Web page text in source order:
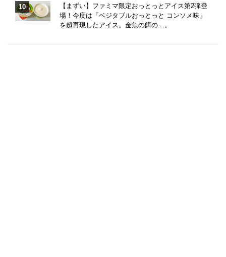
【まずい】ファミマ限定おっとっとアイス第2弾登
場！今度は「ベジタブルおっとっと コンソメ味」
を超再現したアイス。金魚の餌の…。